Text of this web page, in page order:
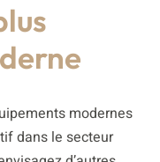
modernes
dans le secteur